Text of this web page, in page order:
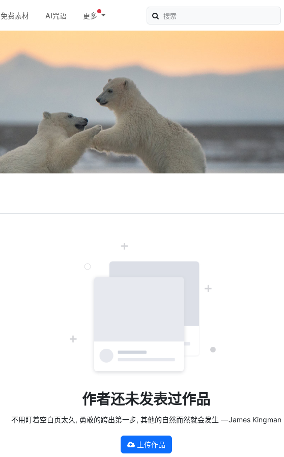
免费素材 AI咒语
更多
作者还未发表过作品
不用盯着空白页太久, 勇敢的跨出第一步, 其他的自然而然就会发生 — James Kingman
上传作品